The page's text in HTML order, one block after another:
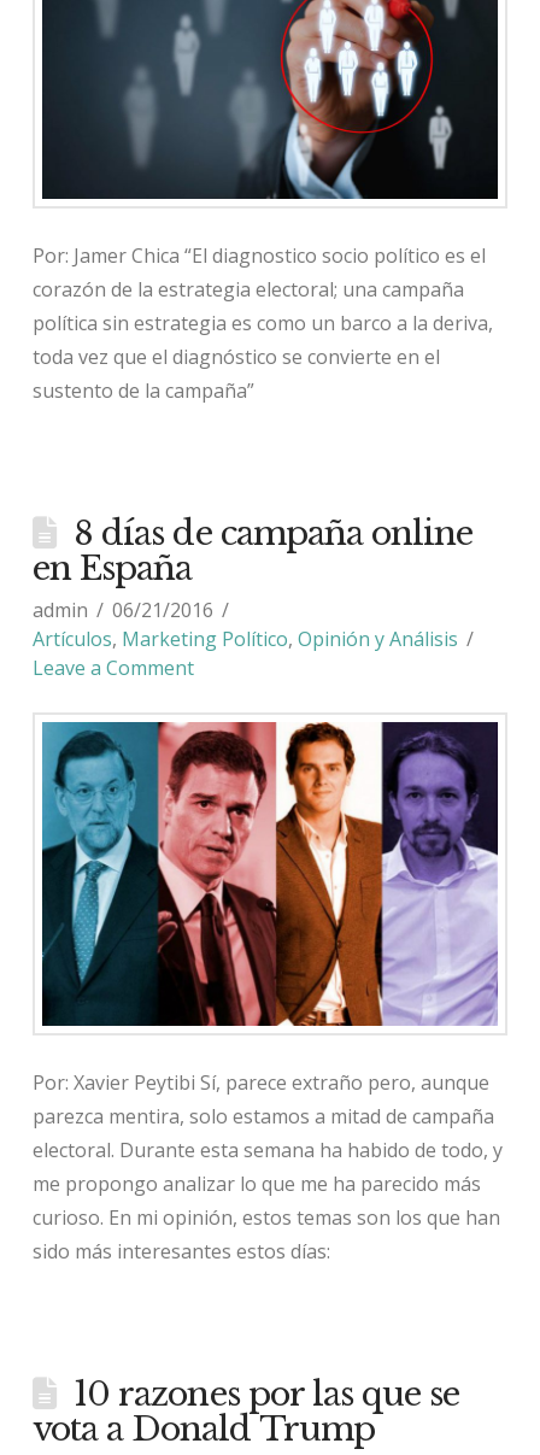
Por: Jamer Chica “El diagnostico socio político es el
corazón de la estrategia electoral; una campaña
política sin estrategia es como un barco a la deriva,
toda vez que el diagnóstico se convierte en el
sustento de la campaña”
8 días de campaña online
en España
admin
06/21/2016
Artículos, Marketing Político, Opinión y Análisis
Leave a Comment
Por: Xavier Peytibi Sí, parece extraño pero, aunque
parezca mentira, solo estamos a mitad de campaña
electoral. Durante esta semana ha habido de todo, y
me propongo analizar lo que me ha parecido más
curioso. En mi opinión, estos temas son los que han
sido más interesantes estos días:
10 razones por las que se
vota a Donald Trump